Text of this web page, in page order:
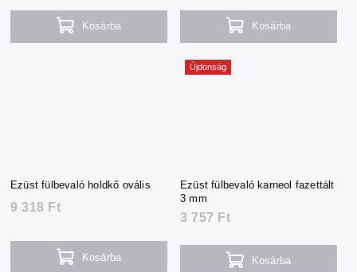
Kosárba Kosárba
Ezüst fülbevaló holdkő ovális
9 318 Ft
Kosárba
Újdonság
Ezüst fülbevaló karneol fazettált
3 mm
3 757 Ft
Kosárba